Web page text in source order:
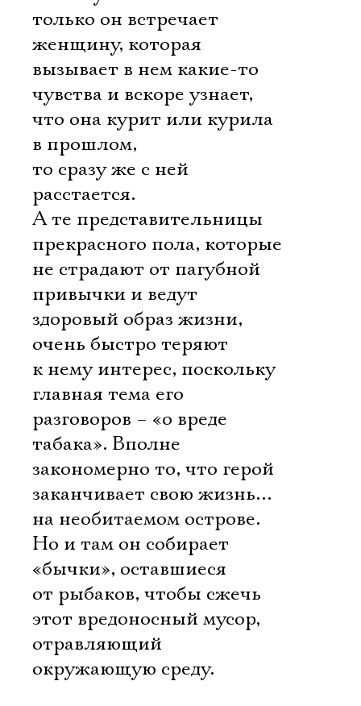
только он встречает
женщину, которая
вызывает в нем какие-то
чувства и вскоре узнает,
что она курит или курила
в прошлом,
то сразу же с ней
расстается.
А те представительницы
прекрасного пола, которые
не страдают от пагубной
привычки и ведут
здоровый образ жизни,
очень быстро теряют
к нему интерес, поскольку
главная тема его
разговоров – «о вреде
табака». Вполне
закономерно то, что герой
заканчивает свою жизнь…
на необитаемом острове.
Но и там он собирает
«бычки», оставшиеся
от рыбаков, чтобы сжечь
этот вредоносный мусор,
отравляющий
окружающую среду.
Ознакомиться